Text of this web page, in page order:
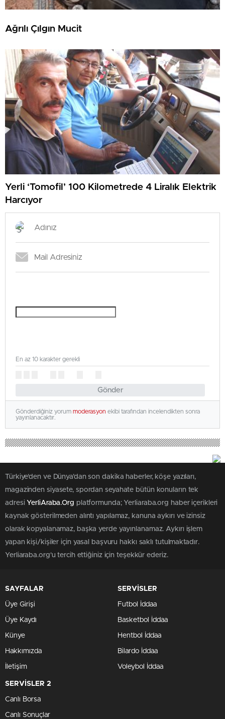
Ağrılı Çılgın Mucit
Yerli ‘Tomofil’ 100 Kilometrede 4 Liralık Elektrik
Harcıyor
Gönder
En az 10 karakter gerekli
Gönderdiğiniz yorum moderasyon ekibi tarafından incelendikten sonra
yayınlanacaktır.
Türkiye'den ve Dünya’dan son dakika haberler, köşe yazıları,
magazinden siyasete, spordan seyahate bütün konuların tek
adresi YerliAraba.Org platformunda; Yerliaraba.org haber içerikleri
kaynak gösterilmeden alıntı yapılamaz, kanuna aykırı ve izinsiz
olarak kopyalanamaz, başka yerde yayınlanamaz. Aykırı işlem
yapan kişi/kişiler için yasal başvuru hakkı saklı tutulmaktadır.
Yerliaraba.org'u tercih ettiğiniz için teşekkür ederiz.
SAYFALAR
Üye Girişi
Üye Kaydı
Künye
Hakkımızda
İletişim
SERVİSLER
Futbol İddaa
Basketbol İddaa
Hentbol İddaa
Bilardo İddaa
Voleybol İddaa
SERVİSLER 2
Canlı Borsa
Canlı Sonuçlar